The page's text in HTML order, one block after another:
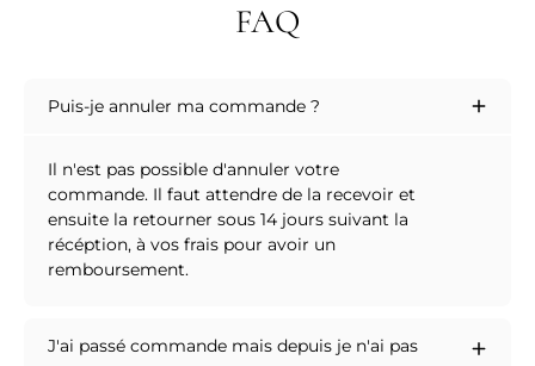
FAQ
Puis-je annuler ma commande ?
Il n'est pas possible d'annuler votre
commande. Il faut attendre de la recevoir et
ensuite la retourner sous 14 jours suivant la
récéption, à vos frais pour avoir un
remboursement.
J'ai passé commande mais depuis je n'ai pas